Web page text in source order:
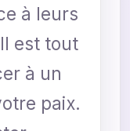
à leurs
est tout
à un
paix.